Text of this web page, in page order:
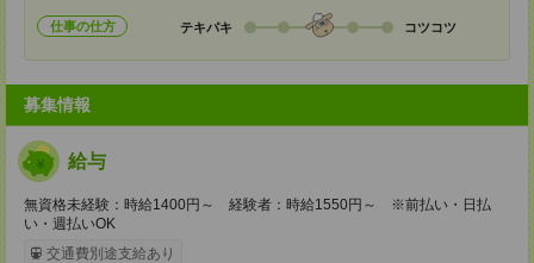
仕事の仕方 テキパキ コツコツ
募集情報
給与
無資格未経験：時給1400円～ 経験者：時給1550円～ ※前払い・日払
い・週払いOK
交通費別途支給あり